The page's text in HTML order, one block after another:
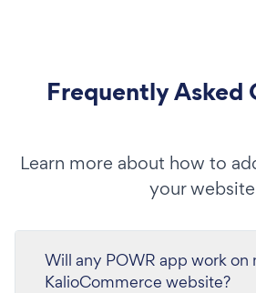
Frequently Asked
Learn more about how to
your
Will any POWR app work on
KalioCommerce website?